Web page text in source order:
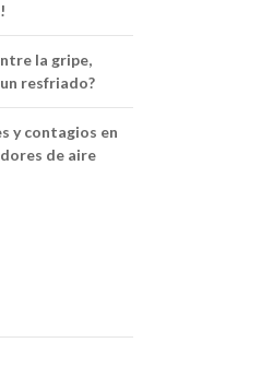
la gripe,
resfriado?
y contagios en
de aire